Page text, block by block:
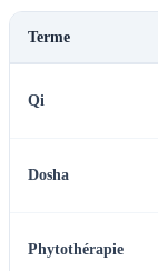
Terme
Qi
Dosha
Phytothérapie